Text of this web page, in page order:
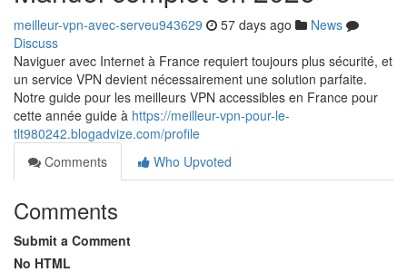
meilleur-vpn-avec-serveu943629 57 days ago
News
Discuss
Naviguer avec Internet à France requiert toujours plus sécurité, et
un service VPN devient nécessairement une solution parfaite.
Notre guide pour les meilleurs VPN accessibles en France pour
cette année guide à https://meilleur-vpn-pour-le-
tlt980242.blogadvize.com/profile
Comments
Who Upvoted
Comments
Submit a Comment
No HTML